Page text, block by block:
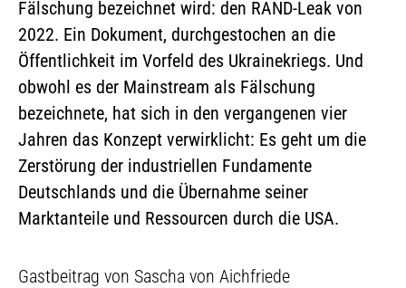
Fälschung bezeichnet wird: den RAND-Leak von
2022. Ein Dokument, durchgestochen an die
Öffentlichkeit im Vorfeld des Ukrainekriegs. Und
obwohl es der Mainstream als Fälschung
bezeichnete, hat sich in den vergangenen vier
Jahren das Konzept verwirklicht: Es geht um die
Zerstörung der industriellen Fundamente
Deutschlands und die Übernahme seiner
Marktanteile und Ressourcen durch die USA.
Gastbeitrag von Sascha von Aichfriede